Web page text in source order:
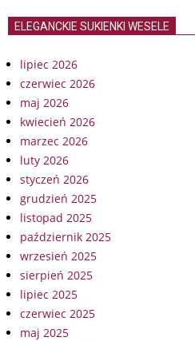
ELEGANCKIE SUKIENKI WESELE
lipiec 2026
czerwiec 2026
maj 2026
kwiecień 2026
marzec 2026
luty 2026
styczeń 2026
grudzień 2025
listopad 2025
październik 2025
wrzesień 2025
sierpień 2025
lipiec 2025
czerwiec 2025
maj 2025